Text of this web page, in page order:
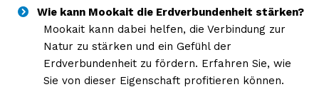
Wie kann Mookait die Erdverbundenheit stärken?
Mookait kann dabei helfen, die Verbindung zur
Natur zu stärken und ein Gefühl der
Erdverbundenheit zu fördern. Erfahren Sie, wie
Sie von dieser Eigenschaft profitieren können.